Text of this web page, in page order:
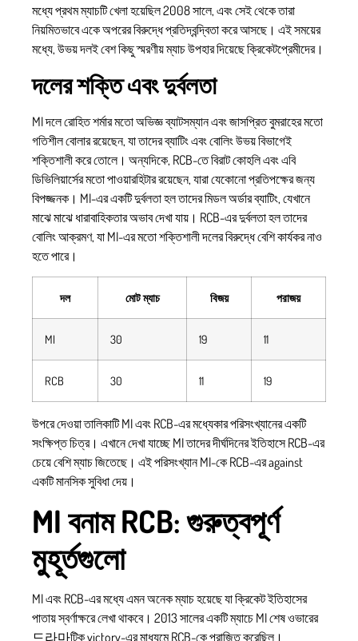
মধ্যে প্রথম ম্যাচটি খেলা হয়েছিল 2008 সালে, এবং সেই থেকে তারা
নিয়মিতভাবে একে অপরের বিরুদ্ধে প্রতিদ্বন্দ্বিতা করে আসছে। এই সময়ের
মধ্যে, উভয় দলই বেশ কিছু স্মরণীয় ম্যাচ উপহার দিয়েছে ক্রিকেটপ্রেমীদের।
দলের শক্তি এবং দুর্বলতা
MI দলে রোহিত শর্মার মতো অভিজ্ঞ ব্যাটসম্যান এবং জাসপ্রিত বুমরাহের মতো
গতিশীল বোলার রয়েছেন, যা তাদের ব্যাটিং এবং বোলিং উভয় বিভাগেই
শক্তিশালী করে তোলে। অন্যদিকে, RCB-তে বিরাট কোহলি এবং এবি
ডিভিলিয়ার্সের মতো পাওয়ারহিটার রয়েছেন, যারা যেকোনো প্রতিপক্ষের জন্য
বিপজ্জনক। MI-এর একটি দুর্বলতা হল তাদের মিডল অর্ডার ব্যাটিং, যেখানে
মাঝে মাঝে ধারাবাহিকতার অভাব দেখা যায়। RCB-এর দুর্বলতা হল তাদের
বোলিং আক্রমণ, যা MI-এর মতো শক্তিশালী দলের বিরুদ্ধে বেশি কার্যকর নাও
হতে পারে।
দল মোট ম্যাচ বিজয় পরাজয়
MI 30 19 11
RCB 30 11 19
উপরে দেওয়া তালিকাটি MI এবং RCB-এর মধ্যেকার পরিসংখ্যানের একটি
সংক্ষিপ্ত চিত্র। এখানে দেখা যাচ্ছে MI তাদের দীর্ঘদিনের ইতিহাসে RCB-এর
চেয়ে বেশি ম্যাচ জিতেছে। এই পরিসংখ্যান MI-কে RCB-এর against
একটি মানসিক সুবিধা দেয়।
MI বনাম RCB: গুরুত্বপূর্ণ
মুহূর্তগুলো
MI এবং RCB-এর মধ্যে এমন অনেক ম্যাচ হয়েছে যা ক্রিকেট ইতিহাসের
পাতায় স্বর্ণাক্ষরে লেখা থাকবে। 2013 সালের একটি ম্যাচে MI শেষ ওভারের
드라마টিক victory-এর মাধ্যমে RCB-কে পরাজিত করেছিল।